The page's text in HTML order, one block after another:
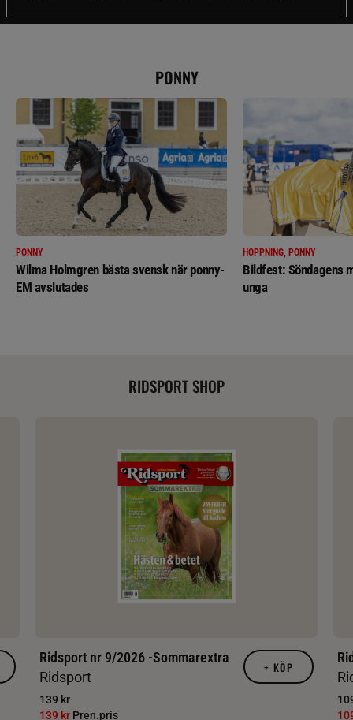
PONNY
PONNY
Wilma Holmgren bästa svensk när ponny-
EM avslutades
HOPPNING, PONNY
Bildfest: Söndagens
unga
RIDSPORT SHOP
Ridsport nr 9/2026 -Sommarextra
Ridsport
139 kr
139 kr Pren.pris
+ KÖP